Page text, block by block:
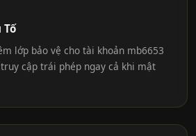
Tố
lớp bảo vệ cho tài khoản mb6653
cập trái phép ngay cả khi mật